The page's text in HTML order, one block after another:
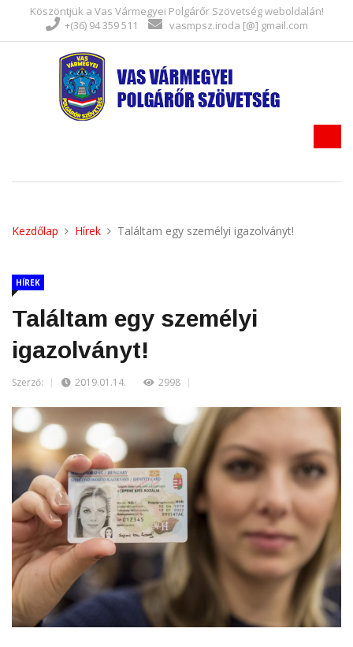
Köszöntjük a Vas Vármegyei Polgárőr Szövetség weboldalán!
+(36) 94 359 511
vasmpsz.iroda [@] gmail.com
Kezdőlap Hírek Találtam egy személyi igazolványt!
HÍREK
Találtam egy személyi
igazolványt!
Szerző: 2019.01.14. 2998